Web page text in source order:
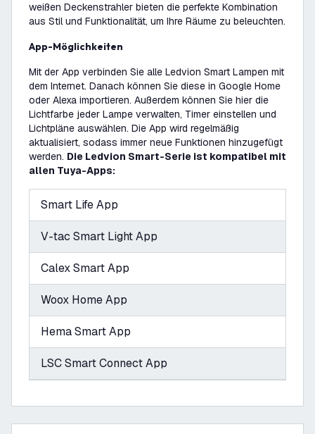
weißen Deckenstrahler bieten die perfekte Kombination
aus Stil und Funktionalität, um Ihre Räume zu beleuchten.
App-Möglichkeiten
Mit der App verbinden Sie alle Ledvion Smart Lampen mit
dem Internet. Danach können Sie diese in Google Home
oder Alexa importieren. Außerdem können Sie hier die
Lichtfarbe jeder Lampe verwalten, Timer einstellen und
Lichtpläne auswählen. Die App wird regelmäßig
aktualisiert, sodass immer neue Funktionen hinzugefügt
werden. Die Ledvion Smart-Serie ist kompatibel mit
allen Tuya-Apps:
Smart Life App
V-tac Smart Light App
Calex Smart App
Woox Home App
Hema Smart App
LSC Smart Connect App